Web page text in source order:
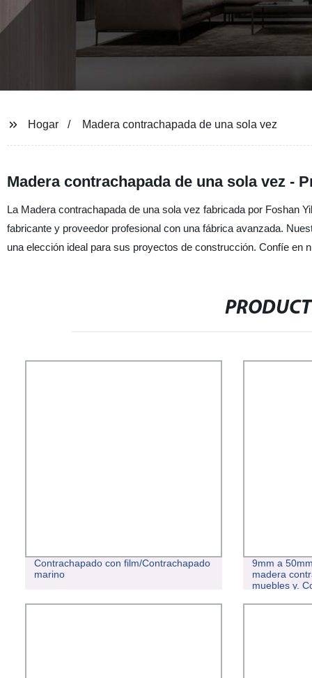
Hogar Madera contrachapada de una sola vez
Madera contrachapada de una sola vez -
La Madera contrachapada de una sola vez fabricada por Foshan
fabricante y proveedor profesional con una fábrica avanzada.
una elección ideal para sus proyectos de construcción. Confíe en
Contrachapado con film/Contrachapado
marino
9mm a
madera
muebles y.